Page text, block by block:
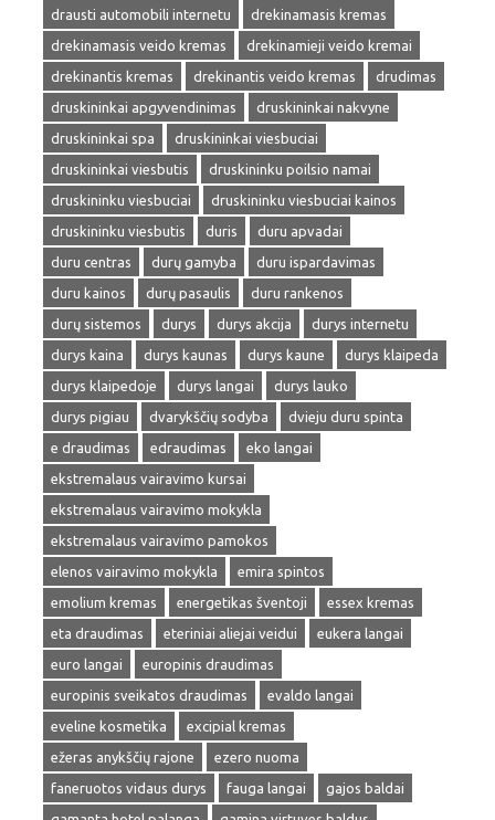
drausti automobili internetu
drekinamasis kremas
drekinamasis veido kremas
drekinamieji veido kremai
drekinantis kremas
drekinantis veido kremas
drudimas
druskininkai apgyvendinimas
druskininkai nakvyne
druskininkai spa
druskininkai viesbuciai
druskininkai viesbutis
druskininku poilsio namai
druskininku viesbuciai
druskininku viesbuciai kainos
druskininku viesbutis
duris
duru apvadai
duru centras
durų gamyba
duru ispardavimas
duru kainos
durų pasaulis
duru rankenos
durų sistemos
durys durys akcija
durys internetu
durys kaina
durys kaunas durys kaune
durys klaipeda
durys klaipedoje
durys langai
durys lauko
durys pigiau
dvarykščių sodyba
dvieju duru spinta
e draudimas
edraudimas
eko langai
ekstremalaus vairavimo kursai
ekstremalaus vairavimo mokykla
ekstremalaus vairavimo pamokos
elenos vairavimo mokykla
emira spintos
emolium kremas
energetikas šventoji
essex kremas
eta draudimas
eteriniai aliejai veidui
eukera langai
euro langai
europinis draudimas
europinis sveikatos draudimas
evaldo langai
eveline kosmetika
excipial kremas
ežeras anykščių rajone
ezero nuoma
faneruotos vidaus durys
fauga langai
gajos baldai